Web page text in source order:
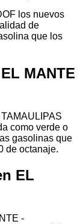
los nuevos
de
que los
MANTE
como verde o
gasolinas que
de octanaje.
EL
-